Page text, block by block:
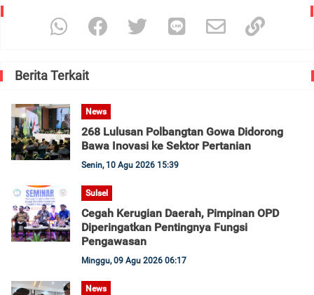
Berita Terkait
News
268 Lulusan Polbangtan Gowa Didorong
Bawa Inovasi ke Sektor Pertanian
Senin, 10 Agu 2026 15:39
Sulsel
Cegah Kerugian Daerah, Pimpinan OPD
Diperingatkan Pentingnya Fungsi
Pengawasan
Minggu, 09 Agu 2026 06:17
News